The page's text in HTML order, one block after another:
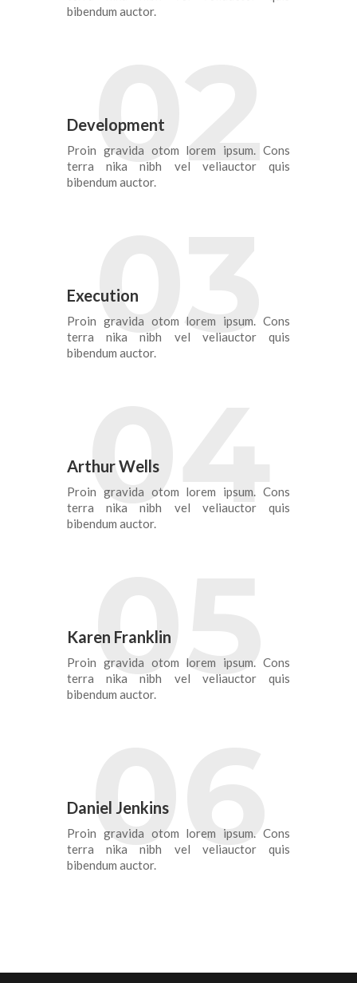
bibendum auctor.
02
Development
Proin gravida otom lorem ipsum. Cons
terra nika nibh vel veliauctor quis
bibendum auctor.
03
Execution
Proin gravida otom lorem ipsum. Cons
terra nika nibh vel veliauctor quis
bibendum auctor.
04
Arthur Wells
Proin gravida otom lorem ipsum. Cons
terra nika nibh vel veliauctor quis
bibendum auctor.
05
Karen Franklin
Proin gravida otom lorem ipsum. Cons
terra nika nibh vel veliauctor quis
bibendum auctor.
06
Daniel Jenkins
Proin gravida otom lorem ipsum. Cons
terra nika nibh vel veliauctor quis
bibendum auctor.